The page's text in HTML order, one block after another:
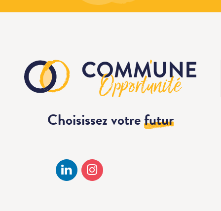
Choisissez votrefutur